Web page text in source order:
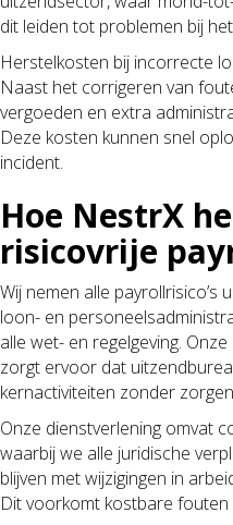
dit leiden tot problemen bij
Herstelkosten bij incorrecte
Naast het corrigeren van
vergoeden en extra
Deze kosten kunnen snel
incident.
Hoe NestrX
risicovrije
Wij nemen alle
loon- en
alle wet- en regelgeving. Onze
zorgt ervoor dat
kernactiviteiten zonder
Onze dienstverlening omvat
waarbij we alle juridische
blijven met wijzigingen in
Dit voorkomt kostbare fouten